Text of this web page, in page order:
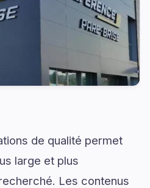
de qualité permet
large et plus
Les contenus